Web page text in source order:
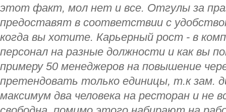
этот факт, мол нет и все. Отгулы за
предоставят в соответствии с
когда вы хотите. Карьерный рост - в
персонал на разные должности и как вы
примеру 50 менеджеров на повышение
претендовать только единицы, т.к зам.
максимум два человека на ресторан и не